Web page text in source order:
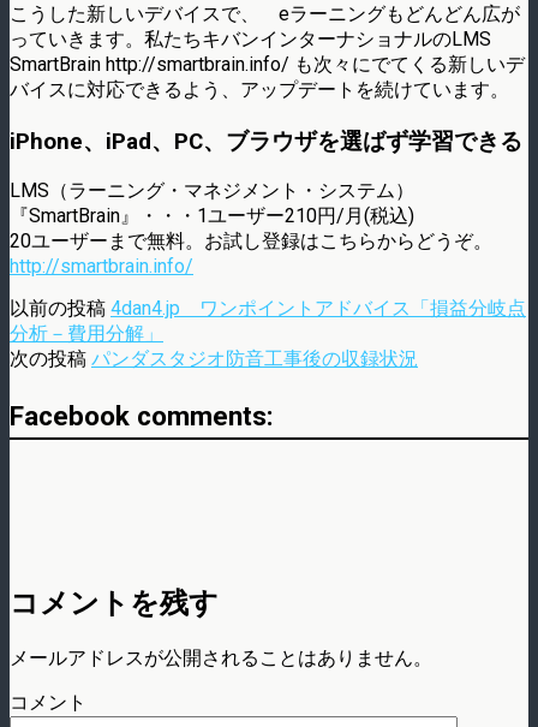
こうした新しいデバイスで、 eラーニングもどんどん広が
っていきます。私たちキバンインターナショナルのLMS
SmartBrain http://smartbrain.info/ も次々にでてくる新しいデ
バイスに対応できるよう、アップデートを続けています。
iPhone、iPad、PC、ブラウザを選ばず学習できる
LMS（ラーニング・マネジメント・システム）
『SmartBrain』・・・1ユーザー210円/月(税込)
20ユーザーまで無料。お試し登録はこちらからどうぞ。
http://smartbrain.info/
以前の投稿 4dan4.jp ワンポイントアドバイス「損益分岐点
分析－費用分解」
次の投稿 パンダスタジオ防音工事後の収録状況
Facebook comments:
コメントを残す
メールアドレスが公開されることはありません。
コメント